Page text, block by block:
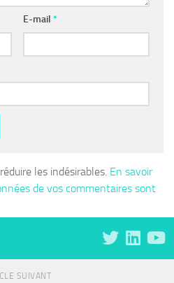
E-mail *
les indésirables. En savoir
de vos commentaires sont
SUIVANT